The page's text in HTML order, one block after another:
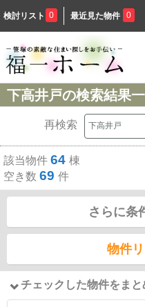
検討リスト 0 最近見た物件 0
下高井戸の検索結果
再検索
該当物件 64 棟
空き数 69 件
さらに条
物件
チェックした物件をまと